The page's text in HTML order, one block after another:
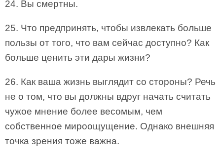
24. Вы смертны.
25. Что предпринять, чтобы извлекать больше
пользы от того, что вам сейчас доступно? Как
больше ценить эти дары жизни?
26. Как ваша жизнь выглядит со стороны? Речь
не о том, что вы должны вдруг начать считать
чужое мнение более весомым, чем
собственное мироощущение. Однако внешняя
точка зрения тоже важна.